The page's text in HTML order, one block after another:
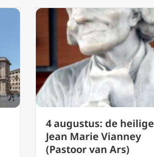
4 augustus: de heilige
Jean Marie Vianney
(Pastoor van Ars)